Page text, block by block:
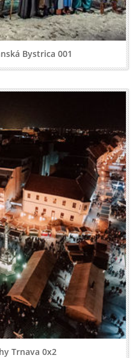
Bystrica 001
Trnava 0x2